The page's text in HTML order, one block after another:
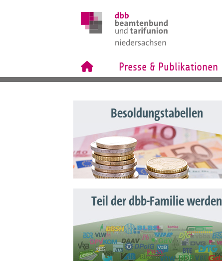
Presse & Publikationen
Besoldungstabellen
Teil der dbb-Familie werden